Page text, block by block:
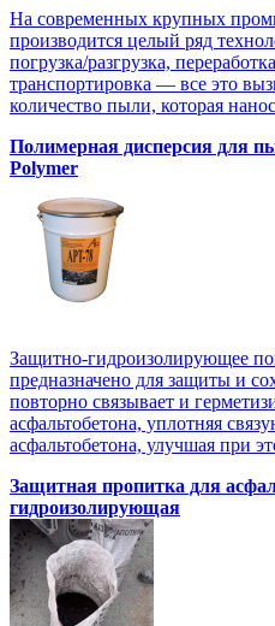
На современных крупных
производится целый ряд
погрузка/разгрузка,
транспортировка — все это
количество пыли, которая
Полимерная дисперсия для
Polymer
Защитно-гидроизолирующее
предназначено для защиты и
повторно связывает и
асфальтобетона, уплотняя
асфальтобетона, улучшая при
Защитная пропитка для
гидроизолирующая